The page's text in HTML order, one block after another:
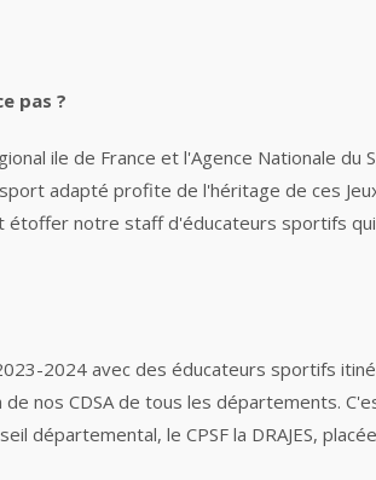
pas ?
ile de France et l'Agence Nationale du
adapté profite de l'héritage de ces
étoffer notre staff d'éducateurs sportifs
2024 avec des éducateurs sportifs
nos CDSA de tous les départements.
départemental, le CPSF la DRAJES,